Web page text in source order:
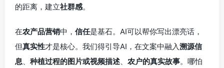
的距离，建立社群感。
在农产品营销中， 信任是基石。AI可以帮你写出漂亮话，
但真实性才是核心。我们得引导AI，在文案中融入溯源信
息
种植过程的图片或视频描述 农户的真实故事。哪怕